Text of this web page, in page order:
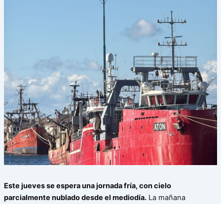
Este jueves se espera una jornada fría, con cielo
parcialmente nublado desde el mediodía.La mañana